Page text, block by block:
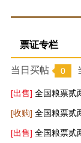
贰分无油荧光 成交
无油贰分 成交1捆
无油贰分 成交5捆
票证专栏
当日买帖 0
[出售] 全国粮票贰
[收购] 全国粮票贰
[出售] 全国粮票贰